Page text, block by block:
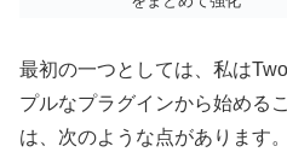
最初の一つとしては、私は
プルなプラグインから始める
は、次のような点があります。